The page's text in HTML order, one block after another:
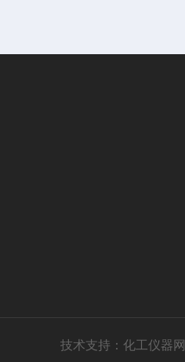
技术支持： 化工仪器网